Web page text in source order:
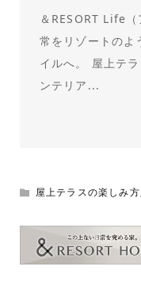
＆RESORT Life
常をリゾートのよ
イルへ。 屋上テ
ンテリア...
屋上テラスの楽しみ方